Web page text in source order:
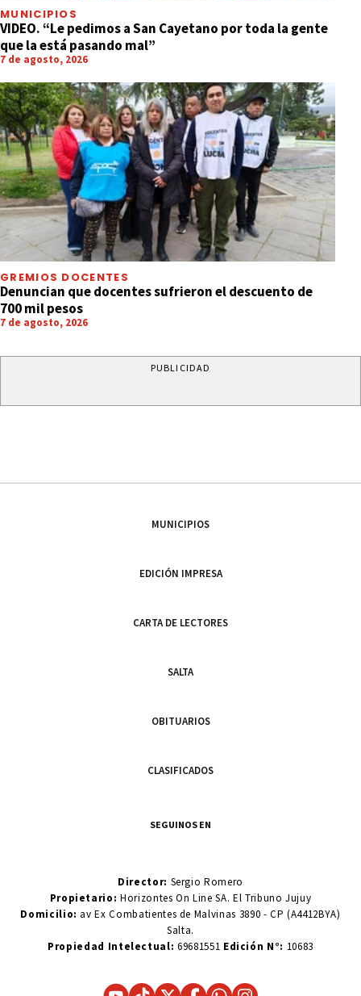
MUNICIPIOS
VIDEO. “Le pedimos a San Cayetano por toda la gente
que la está pasando mal”
7 de agosto, 2026
GREMIOS DOCENTES
Denuncian que docentes sufrieron el descuento de
700 mil pesos
7 de agosto, 2026
PUBLICIDAD
MUNICIPIOS
EDICIÓN IMPRESA
CARTA DE LECTORES
SALTA
OBITUARIOS
CLASIFICADOS
SEGUINOS EN
Director: Sergio Romero
Propietario:Horizontes On Line SA. El Tribuno Jujuy
Domicilio: av Ex Combatientes de Malvinas 3890 - CP (A4412BYA)
Salta.
Propiedad Intelectual: 69681551 Edición N°: 10683